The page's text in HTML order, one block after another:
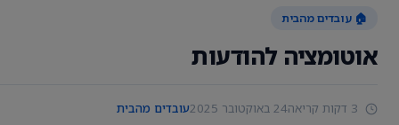
🏠 עובדים מהבית
אוטומציה להודעות
24 באוקטובר 2025 עובדים מהבית